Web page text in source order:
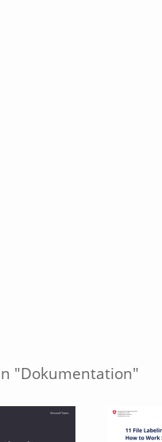
"Dokumentation"